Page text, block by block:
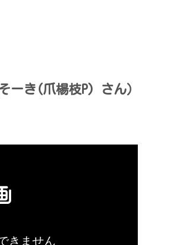
ーき(爪楊枝P) さん）